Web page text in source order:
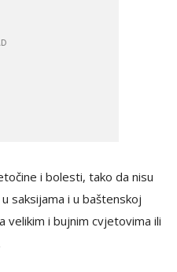
i bolesti, tako da nisu
saksijama i u baštenskoj
velikim i bujnim cvjetovima ili